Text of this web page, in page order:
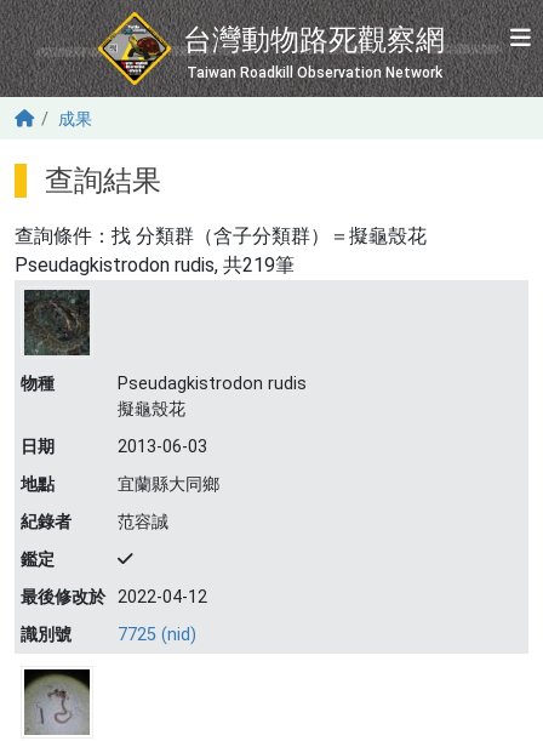
移至主內容
台灣動物路死觀察網
Taiwan Roadkill Observation Network
成果
查詢結果
查詢條件：找 分類群（含子分類群）＝擬龜殼花
Pseudagkistrodon rudis, 共219筆
物種
Pseudagkistrodon rudis
擬龜殼花
日期
2013-06-03
地點
宜蘭縣大同鄉
紀錄者
范容誠
鑑定
最後修改於 2022-04-12
識別號
7725 (nid)